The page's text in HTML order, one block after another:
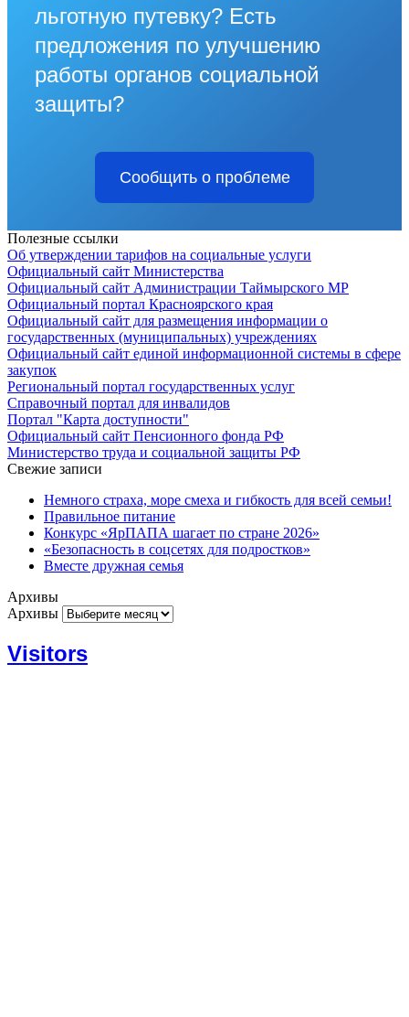
льготную путевку? Есть
предложения по улучшению
работы органов социальной
защиты?
Сообщить о проблеме
Полезные ссылки
Об утверждении тарифов на социальные услуги
Официальный сайт Министерства
Официальный сайт Администрации Таймырского МР
Официальный портал Красноярского края
Официальный сайт для размещения информации о
государственных (муниципальных) учреждениях
Официальный сайт единой информационной системы в сфере
закупок
Региональный портал государственных услуг
Справочный портал для инвалидов
Портал "Карта доступности"
Официальный сайт Пенсионного фонда РФ
Министерство труда и социальной защиты РФ
Свежие записи
Немного страха, море смеха и гибкость для всей семьи!
Правильное питание
Конкурс «ЯрПАПА шагает по стране 2026»
«Безопасность в соцсетях для подростков»
Вместе дружная семья
Архивы
Архивы
Visitors